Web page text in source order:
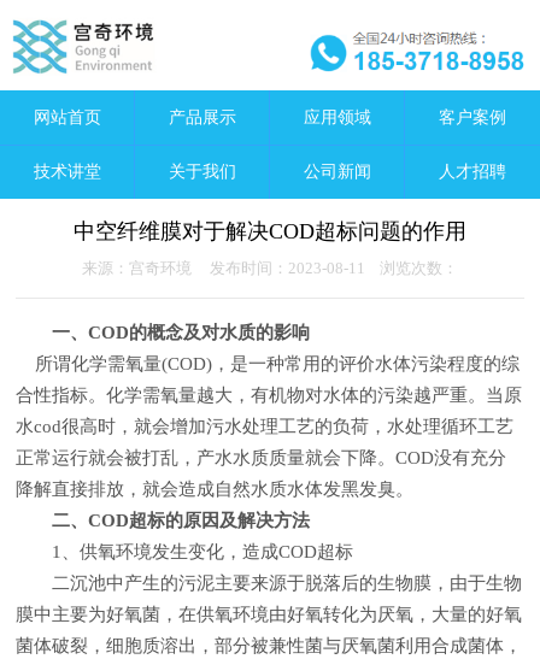
网站首页 产品展示 应用领域 客户案例
技术讲堂 关于我们 公司新闻 人才招聘
中空纤维膜对于解决COD超标问题的作用
来源：宫奇环境 发布时间：2023-08-11 浏览次数：
一、COD的概念及对水质的影响
所谓化学需氧量(COD)，是一种常用的评价水体污染程度的综
合性指标。化学需氧量越大，有机物对水体的污染越严重。当原
水cod很高时，就会增加污水处理工艺的负荷，水处理循环工艺
正常运行就会被打乱，产水水质质量就会下降。COD没有充分
降解直接排放，就会造成自然水质水体发黑发臭。
二、COD超标的原因及解决方法
1、供氧环境发生变化，造成COD超标
二沉池中产生的污泥主要来源于脱落后的生物膜，由于生物
膜中主要为好氧菌，在供氧环境由好氧转化为厌氧，大量的好氧
菌体破裂，细胞质溶出，部分被兼性菌与厌氧菌利用合成菌体，